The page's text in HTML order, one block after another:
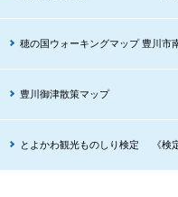
穂の国ウォーキングマップ 豊川市
豊川御津散策マップ
とよかわ観光ものしり検定 《検